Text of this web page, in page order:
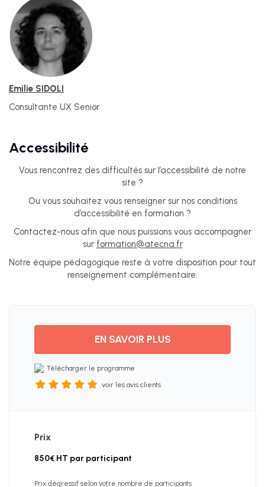
DESIGN
THINKING
UI
DESIGN
SEO
Emilie SIDOLI
Consultante UX Senior
Accessibilité
Vous rencontrez des difficultés sur l’accessibilité de notre
site ?
Ou vous souhaitez vous renseigner sur nos conditions
d’accessibilité en formation ?
Contactez-nous afin que nous puissions vous accompagner
sur formation@atecna.fr
Notre équipe pédagogique reste à votre disposition pour tout
renseignement complémentaire.
EN SAVOIR PLUS
Télécharger le programme
voir les avis clients
Prix
850€ HT par participant
Prix dégressif selon votre nombre de participants